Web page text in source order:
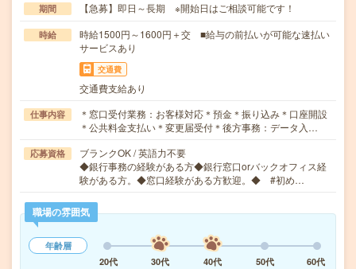
期間 【急募】即日～長期 ※開始日はご相談可能です！
時給
時給1500円～1600円＋交 ■給与の前払いが可能な速払い
サービスあり
交通費
交通費支給あり
仕事内容
＊窓口受付業務：お客様対応＊預金＊振り込み＊口座開設
＊公共料金支払い＊変更届受付＊後方事務：データ入…
応募資格
ブランクOK / 英語力不要
◆銀行事務の経験がある方◆銀行窓口orバックオフィス経
験がある方。◆窓口経験がある方歓迎。◆ #初め…
職場の雰囲気
年齢層
20代
30代 40代 50代
60代